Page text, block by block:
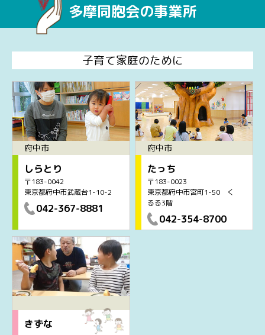
多摩同胞会の事業所
子育て家庭のために
府中市
しらとり
〒183-0042
東京都府中市武蔵台1-10-2
042-367-8881
府中市
たっち
〒183-0023
東京都府中市宮町1-50 く
るる3階
042-354-8700
きずな